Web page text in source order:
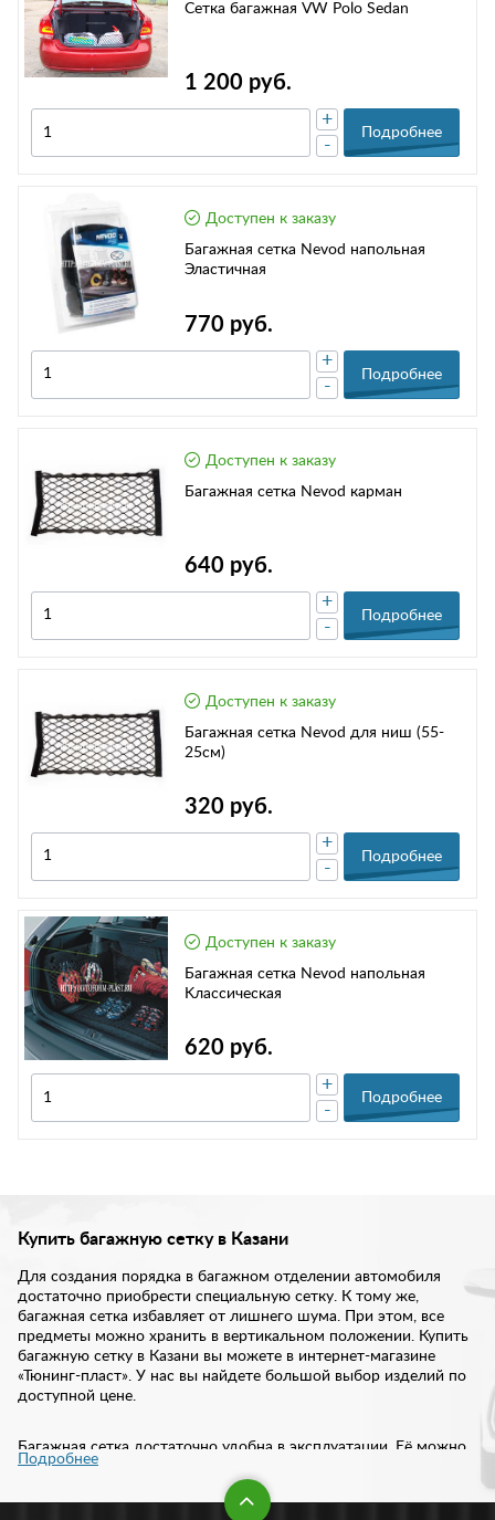
Сетка багажная VW Polo Sedan
1 200 руб.
-
+
Подробнее
Доступен к заказу
Багажная сетка Nevod напольная
Эластичная
770 руб.
-
+
Подробнее
Доступен к заказу
Багажная сетка Nevod карман
640 руб.
-
+
Подробнее
Доступен к заказу
Багажная сетка Nevod для ниш (55-
25см)
320 руб.
-
+
Подробнее
Доступен к заказу
Багажная сетка Nevod напольная
Kлассическая
620 руб.
-
+
Подробнее
Купить багажную сетку в Казани
Для создания порядка в багажном отделении автомобиля
достаточно приобрести специальную сетку. К тому же,
багажная сетка избавляет от лишнего шума. При этом, все
предметы можно хранить в вертикальном положении. Купить
багажную сетку в Казани вы можете в интернет-магазине
«Тюнинг-пласт». У нас вы найдете большой выбор изделий по
доступной цене.
Багажная сетка достаточно удобна в эксплуатации. Её можно
установить в любое место багажника. Обычно крепится она на
специальные липучки. Лучше всего для такой установки
подходит багажник, обшитый тканью. В нашем интернет-
Подробнее